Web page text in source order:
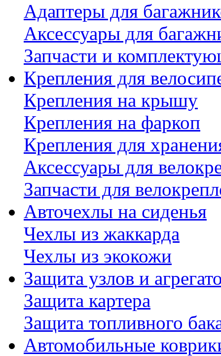
Адаптеры для
Аксессуары для
Запчасти и
Крепления для
Крепления на крышу
Крепления на фаркоп
Крепления для
Аксессуары для
Запчасти для
Авточехлы на сиденья
Чехлы из жаккарда
Чехлы из экокожи
Защита узлов и
Защита картера
Защита топливного
Автомобильные